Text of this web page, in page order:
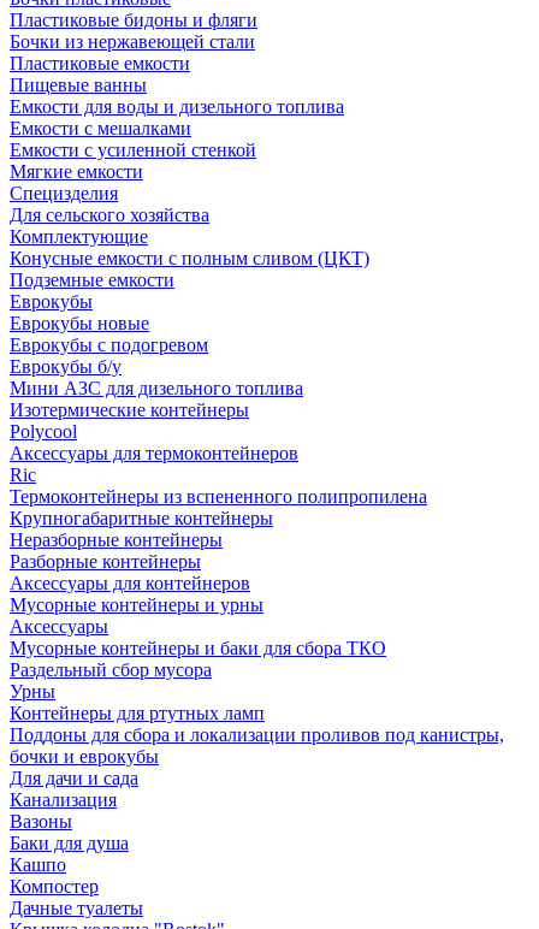
Пластиковые бидоны и фляги
Бочки из нержавеющей стали
Пластиковые емкости
Пищевые ванны
Емкости для воды и дизельного топлива
Емкости с мешалками
Емкости с усиленной стенкой
Мягкие емкости
Специзделия
Для сельского хозяйства
Комплектующие
Конусные емкости с полным сливом (ЦКТ)
Подземные емкости
Еврокубы
Еврокубы новые
Еврокубы с подогревом
Еврокубы б/у
Мини АЗС для дизельного топлива
Изотермические контейнеры
Polycool
Аксессуары для термоконтейнеров
Ric
Термоконтейнеры из вспененного полипропилена
Крупногабаритные контейнеры
Неразборные контейнеры
Разборные контейнеры
Аксессуары для контейнеров
Мусорные контейнеры и урны
Аксессуары
Мусорные контейнеры и баки для сбора ТКО
Раздельный сбор мусора
Урны
Контейнеры для ртутных ламп
Поддоны для сбора и локализации проливов под канистры,
бочки и еврокубы
Для дачи и сада
Канализация
Вазоны
Баки для душа
Кашпо
Компостер
Дачные туалеты